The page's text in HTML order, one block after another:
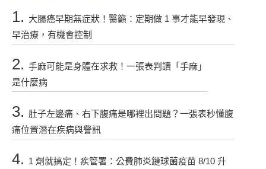
1. 大腸癌早期無症狀！醫籲：定期做 1 事才能早發現、
早治療，有機會控制
2. 手麻可能是身體在求救！一張表判讀「手麻」
是什麼病
3. 肚子左邊痛、右下腹痛是哪裡出問題？一張表秒懂腹
痛位置潛在疾病與警訊
4. 1 劑就搞定！疾管署：公費肺炎鏈球菌疫苗 8/10 升